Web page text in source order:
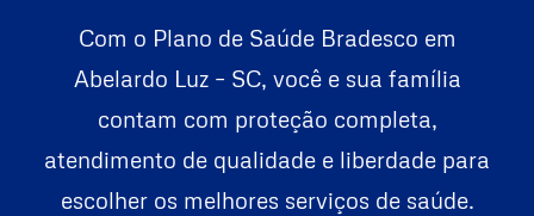
Com o Plano de Saúde Bradesco em
Abelardo Luz – SC, você e sua família
contam com proteção completa,
atendimento de qualidade e liberdade para
escolher os melhores serviços de saúde.